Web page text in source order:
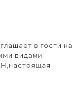
в гости на
видами